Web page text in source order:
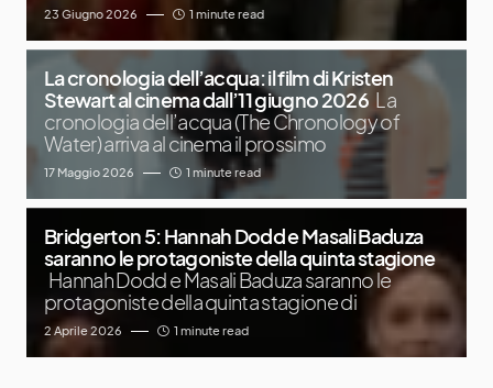
23 Giugno 2026 1 minute read
La cronologia dell’acqua: il film di Kristen
Stewart al cinema dall’11 giugno 2026 La
cronologia dell’acqua (The Chronology of
Water) arriva al cinema il prossimo
17 Maggio 2026 1 minute read
Bridgerton 5: Hannah Dodd e Masali Baduza
saranno le protagoniste della quinta stagione
Hannah Dodd e Masali Baduza saranno le
protagoniste della quinta stagione di
2 Aprile 2026 1 minute read